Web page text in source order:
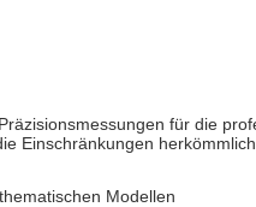
für die
Einschränkungen
Modellen